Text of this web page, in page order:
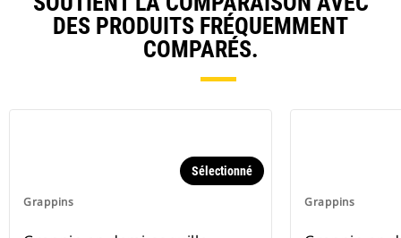
DES PRODUITS FRÉQUEMMENT
COMPARÉS.
Grappins
Sélectionné
Grappins